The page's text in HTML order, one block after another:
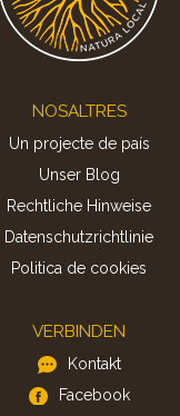
NOSALTRES
Un projecte de país
Unser Blog
Rechtliche Hinweise
Datenschutzrichtlinie
Politica de cookies
VERBINDEN
Kontakt
Facebook